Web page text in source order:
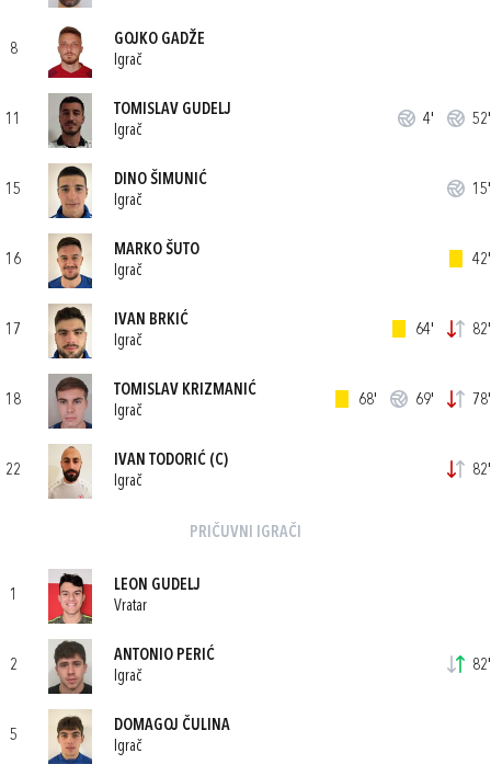
8
GOJKO GADŽE
Igrač
11
TOMISLAV GUDELJ
Igrač
4' 52'
15
DINO ŠIMUNIĆ
Igrač
15'
16
MARKO ŠUTO
Igrač
42'
17
IVAN BRKIĆ
Igrač
64' 82'
18
TOMISLAV KRIZMANIĆ
Igrač
68' 69' 78'
22
IVAN TODORIĆ (C)
Igrač
82'
PRIČUVNI IGRAČI
1
LEON GUDELJ
Vratar
2
ANTONIO PERIĆ
Igrač
82'
5
DOMAGOJ ČULINA
Igrač